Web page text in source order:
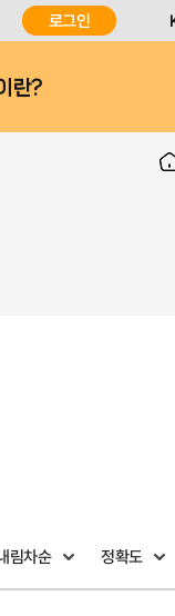
로그인
란?